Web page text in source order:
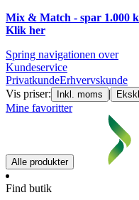
Mix & Match - spar 1.000
Klik her
Spring navigationen over
Kundeservice
PrivatkundeErhvervskunde
Vis priser:
Inkl. moms |
Mine favoritter
Alle produkter
Find butik